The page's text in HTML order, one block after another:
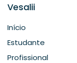
Vesalii
Início
Estudante
Profissional